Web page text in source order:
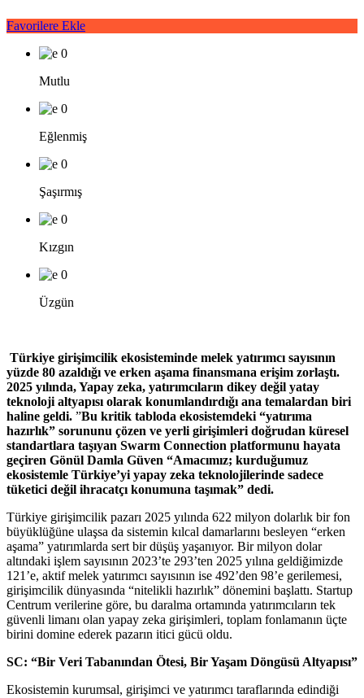
Favorilere Ekle
0
Mutlu
0
Eğlenmiş
0
Şaşırmış
0
Kızgın
0
Üzgün
Türkiye girişimcilik ekosisteminde melek yatırımcı sayısının
yüzde 80 azaldığı ve erken aşama finansmana erişim zorlaştı.
2025 yılında,Yapay zeka, yatırımcıların dikey değil yatay
teknoloji altyapısı olarak konumlandırdığı ana temalardan biri
haline geldi. ”Bu kritik tabloda ekosistemdeki “yatırıma
hazırlık” sorununu çözen ve yerli girişimleri doğrudan küresel
standartlara taşıyan Swarm Connection platformunu hayata
geçiren Gönül Damla Güven “Amacımız; kurduğumuz
ekosistemle Türkiye’yi yapay zeka teknolojilerinde sadece
tüketici değil ihracatçı konumuna taşımak” dedi.
Türkiye girişimcilik pazarı 2025 yılında 622 milyon dolarlık bir fon
büyüklüğüne ulaşsa da sistemin kılcal damarlarını besleyen “erken
aşama” yatırımlarda sert bir düşüş yaşanıyor. Bir milyon dolar
altındaki işlem sayısının 2023’te 293’ten 2025 yılına geldiğimizde
121’e, aktif melek yatırımcı sayısının ise 492’den 98’e gerilemesi,
girişimcilik dünyasında “nitelikli hazırlık” dönemini başlattı. Startup
Centrum verilerine göre, bu daralma ortamında yatırımcıların tek
güvenli limanı olan yapay zeka girişimleri, toplam fonlamanın üçte
birini domine ederek pazarın itici gücü oldu.
SC: “Bir Veri Tabanından Ötesi, Bir Yaşam Döngüsü Altyapısı”
Ekosistemin kurumsal, girişimci ve yatırımcı taraflarında edindiği